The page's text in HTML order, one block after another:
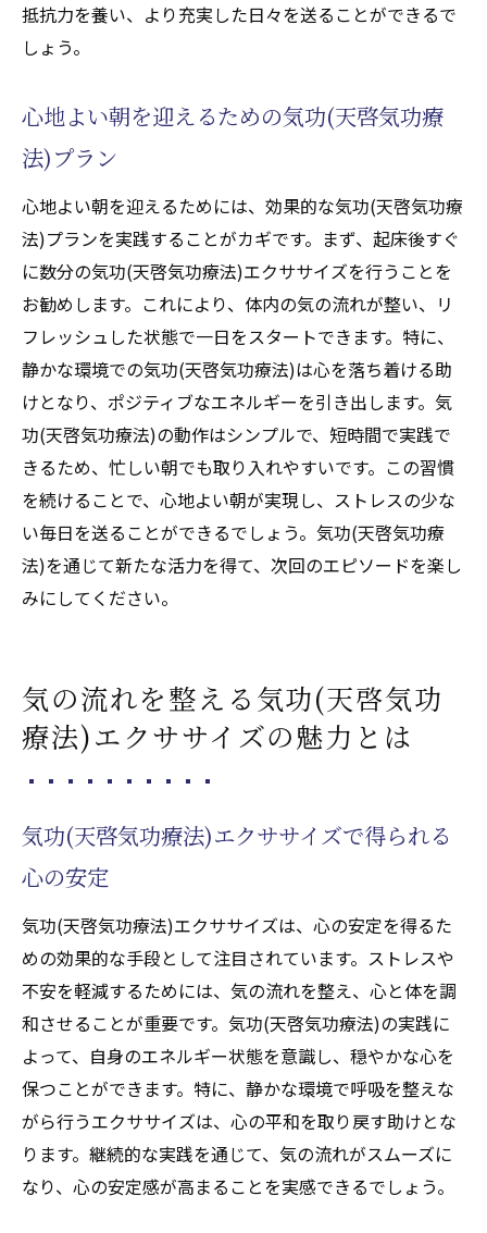
抵抗力を養い、より充実した日々を送ることができるで
しょう。
心地よい朝を迎えるための気功(天啓気功療
法)プラン
心地よい朝を迎えるためには、効果的な気功(天啓気功療
法)プランを実践することがカギです。まず、起床後すぐ
に数分の気功(天啓気功療法)エクササイズを行うことを
お勧めします。これにより、体内の気の流れが整い、リ
フレッシュした状態で一日をスタートできます。特に、
静かな環境での気功(天啓気功療法)は心を落ち着ける助
けとなり、ポジティブなエネルギーを引き出します。気
功(天啓気功療法)の動作はシンプルで、短時間で実践で
きるため、忙しい朝でも取り入れやすいです。この習慣
を続けることで、心地よい朝が実現し、ストレスの少な
い毎日を送ることができるでしょう。気功(天啓気功療
法)を通じて新たな活力を得て、次回のエピソードを楽し
みにしてください。
気の流れを整える気功(天啓気功
療法)エクササイズの魅力とは
気功(天啓気功療法)エクササイズで得られる
心の安定
気功(天啓気功療法)エクササイズは、心の安定を得るた
めの効果的な手段として注目されています。ストレスや
不安を軽減するためには、気の流れを整え、心と体を調
和させることが重要です。気功(天啓気功療法)の実践に
よって、自身のエネルギー状態を意識し、穏やかな心を
保つことができます。特に、静かな環境で呼吸を整えな
がら行うエクササイズは、心の平和を取り戻す助けとな
ります。継続的な実践を通じて、気の流れがスムーズに
なり、心の安定感が高まることを実感できるでしょう。